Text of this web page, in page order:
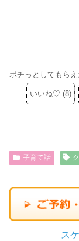
ポチっとしてもら
いいね♡ (8)
子育て話
ス